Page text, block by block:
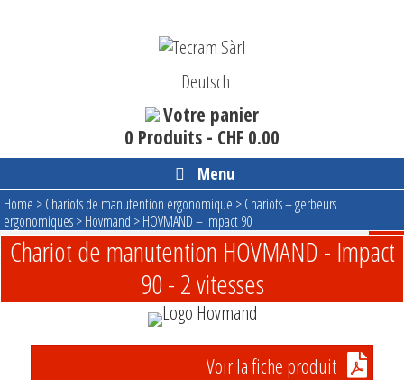
Deutsch
Votre panier
0 Produits - CHF 0.00
Menu
Home >Chariots de manutention ergonomique >Chariots – gerbeurs
ergonomiques>Hovmand >HOVMAND – Impact 90
Chariot de manutention HOVMAND - Impact
90 - 2 vitesses
Voir la fiche produit